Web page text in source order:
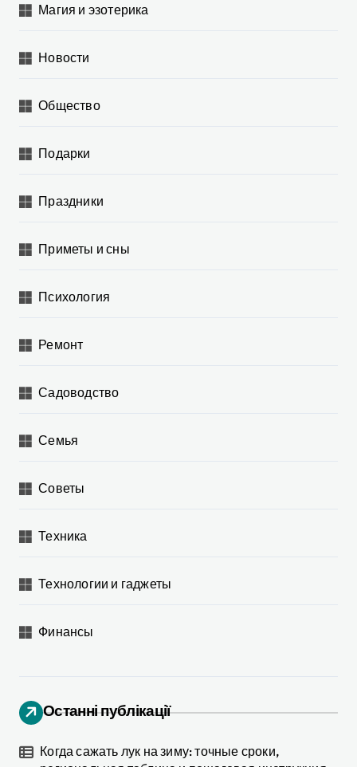
Магия и эзотерика
Новости
Общество
Подарки
Праздники
Приметы и сны
Психология
Ремонт
Садоводство
Семья
Советы
Техника
Технологии и гаджеты
Финансы
Останні публікації
Когда сажать лук на зиму: точные сроки,